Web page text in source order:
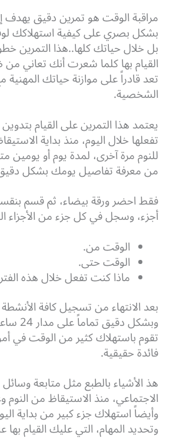
مراقبة الوقت هو تمرين دقيق يهدف
بشكل بصري على كيفية استهلاكك
بل خلال حياتك كلها..هذا التمرين
القيام بها كلما شعرت أنك تعاني
تعد قادراً على موازنة حياتك
الشخصية.
يعتمد هذا التمرين على القيام
تفعلها خلال اليوم، منذ بداية
للنوم مرة آخرى، لمدة يوم أو يومين
من معرفة تفاصيل يومك بشكل
فقط احضر ورقة بيضاء، ثم قسم
أجزء، وسجل في كل جزء من الأجزاء
الوقت من.
الوقت حتى.
ماذا كنت تفعل خلال هذه
بعد الانتهاء من تسجيل كافة الأنشطة
وبشكل
تقوم باستهلاك كثير من الوقت في
فائدة حقيقية.
هذ الأشياء بالطبع مثل متابعة
الاجتماعي، منذ الاستيقاظ من النوم
وأيضاً استهلاك جزء كبير من بداية
وتحديد المهام، التي عليك القيام